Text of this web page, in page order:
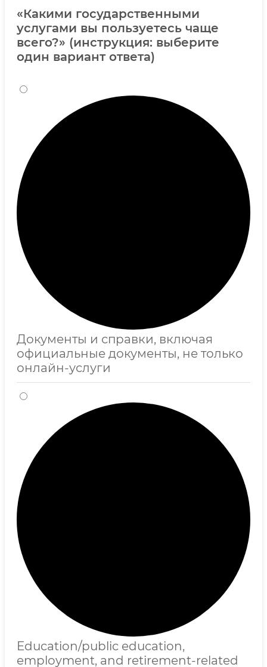
«Какими государственными
услугами вы пользуетесь чаще
всего?» (инструкция: выберите
один вариант ответа)
Документы и справки, включая
официальные документы, не только
онлайн-услуги
Education/public education,
employment, and retirement-related